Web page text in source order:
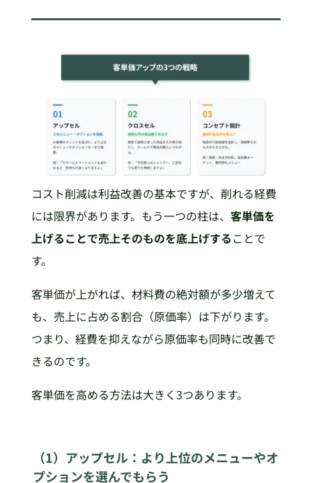
コスト削減は利益改善の基本ですが、削れる経費
には限界があります。もう一つの柱は、 客単価を
上げることで売上そのものを底上げすることで
す。
客単価が上がれば、材料費の絶対額が多少増えて
も、売上に占める割合（原価率）は下がります。
つまり、経費を抑えながら原価率も同時に改善で
きるのです。
客単価を高める方法は大きく3つあります。
（1）アップセル：より上位のメニューやオ
プションを選んでもらう